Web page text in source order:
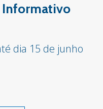
Informativo
dia 15 de junho